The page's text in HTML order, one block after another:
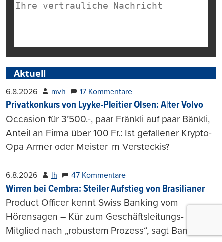
Aktuell
6.8.2026 mvh 17 Kommentare
Privatkonkurs von Lyyke-Pleitier Olsen: Alter Volvo
Occasion für 3’500.-, paar Fränkli auf paar Bänkli,
Anteil an Firma über 100 Fr.: Ist gefallener Krypto-
Opa Armer oder Meister im Versteckis?
6.8.2026 lh 47 Kommentare
Wirren bei Cembra: Steiler Aufstieg von Brasilianer
Product Officer kennt Swiss Banking vom
Hörensagen – Kür zum Geschäftsleitungs-
Mitglied nach „robustem Prozess“, sagt Bank.